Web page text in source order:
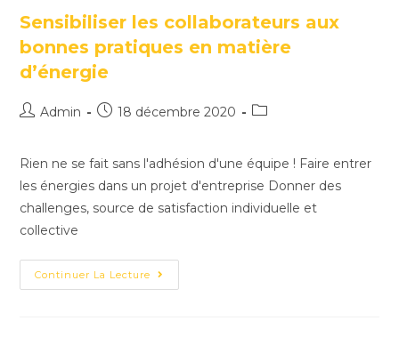
Sensibiliser les collaborateurs aux
bonnes pratiques en matière
d’énergie
Admin 18 décembre 2020
Rien ne se fait sans l'adhésion d'une équipe ! Faire entrer
les énergies dans un projet d'entreprise Donner des
challenges, source de satisfaction individuelle et
collective
Continuer La Lecture